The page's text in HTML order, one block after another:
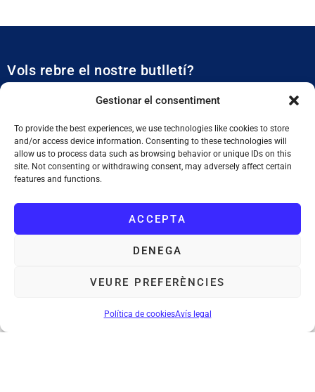
Gestionar el consentiment
To provide the best experiences, we use technologies like cookies to store
and/or access device information. Consenting to these technologies will
allow us to process data such as browsing behavior or unique IDs on this
site. Not consenting or withdrawing consent, may adversely affect certain
features and functions.
ACCEPTA
DENEGA
VEURE PREFERÈNCIES
Política de cookiesAvís legal
Vols rebre el nostre butlletí?
He llegit i accepto laPolítica de Privacitat
Ajuntament de Tiana: Plaça de la Vila, 1. 08391 Tiana. Tel. 933 955
Política de cookiesMapa webAccessibilitat